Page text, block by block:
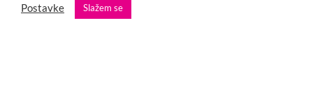
Copyright © 2013 - 2025 FBL creative. Sva prava zadržana. Developed by:
XStreamThemes
Postavke Slažem se